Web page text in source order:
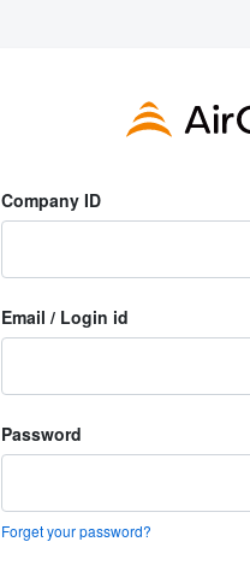
Company ID
Email / Login id
Password
Forget your password?